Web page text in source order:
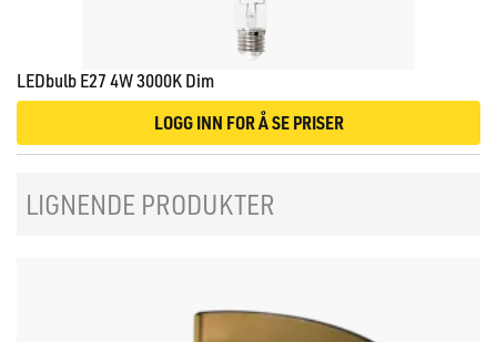
LEDbulb E27 4W 3000K Dim
LOGG INN FOR Å SE PRISER
LIGNENDE PRODUKTER